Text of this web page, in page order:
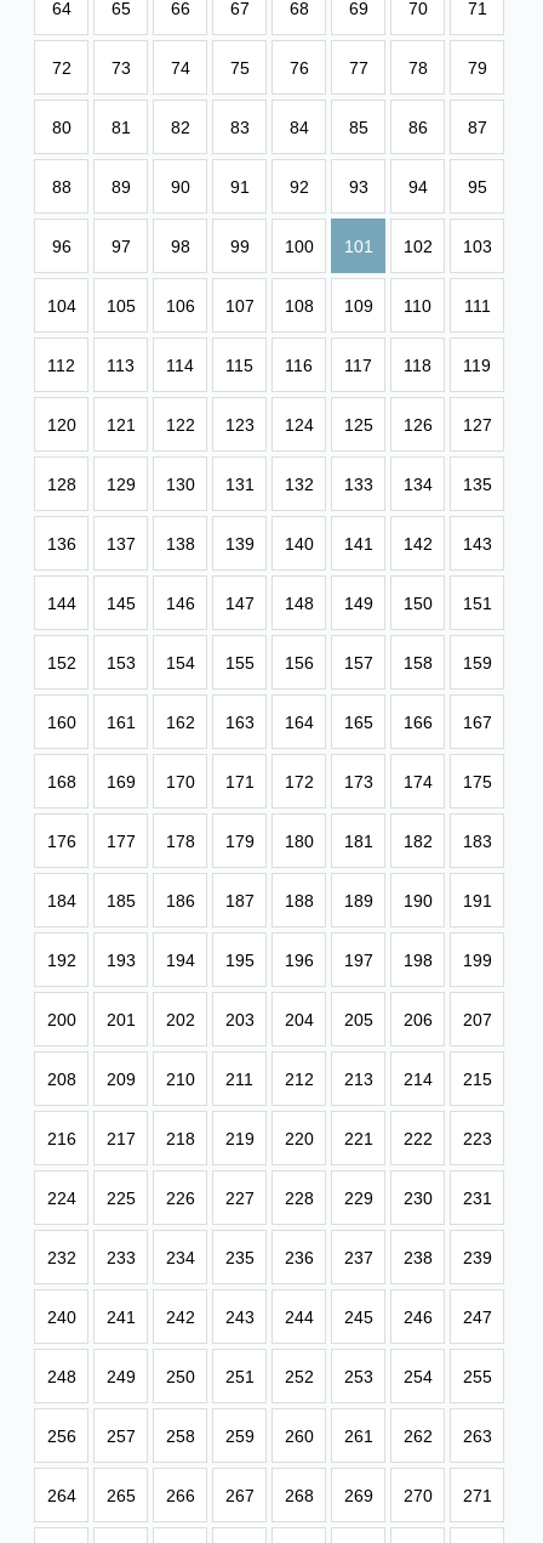
64 65 66 67 68 69 70 71
72 73 74 75 76 77 78 79
80 81 82 83 84 85 86 87
88 89 90 91 92 93 94 95
96 97 98 99 100 101 102 103
104 105 106 107 108 109 110 111
112 113 114 115 116 117 118 119
120 121 122 123 124 125 126 127
128 129 130 131 132 133 134 135
136 137 138 139 140 141 142 143
144 145 146 147 148 149 150 151
152 153 154 155 156 157 158 159
160 161 162 163 164 165 166 167
168 169 170 171 172 173 174 175
176 177 178 179 180 181 182 183
184 185 186 187 188 189 190 191
192 193 194 195 196 197 198 199
200 201 202 203 204 205 206 207
208 209 210 211 212 213 214 215
216 217 218 219 220 221 222 223
224 225 226 227 228 229 230 231
232 233 234 235 236 237 238 239
240 241 242 243 244 245 246 247
248 249 250 251 252 253 254 255
256 257 258 259 260 261 262 263
264 265 266 267 268 269 270 271